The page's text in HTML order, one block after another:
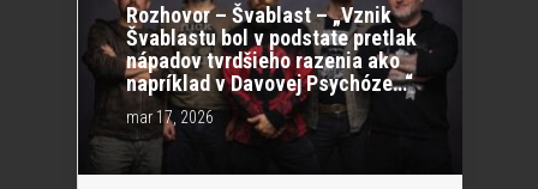
Rozhovor – Švablast – „Vznik
Švablastu bol v podstate pretlak
nápadov tvrdšieho razenia ako
napríklad v Davovej Psychóze…“
mar 17, 2026